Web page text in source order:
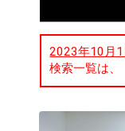
2023年10月1
検索一覧は